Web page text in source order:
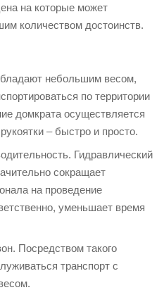
на которые может
количеством достоинств.
небольшим весом,
по территории
домкрата осуществляется
– быстро и просто.
Гидравлический
сокращает
на проведение
уменьшает время
Посредством такого
транспорт с